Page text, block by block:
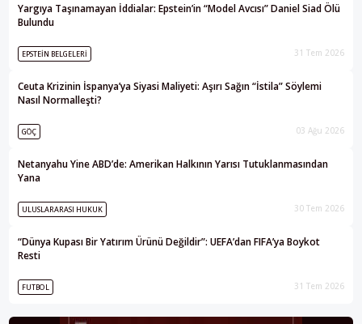
Yargıya Taşınamayan İddialar: Epstein’in “Model Avcısı” Daniel Siad Ölü
Bulundu
EPSTEIN BELGELERI 31 Tem 2026
Ceuta Krizinin İspanya’ya Siyasi Maliyeti: Aşırı Sağın “İstila” Söylemi
Nasıl Normalleşti?
GÖÇ 03 Ağu 2026
Netanyahu Yine ABD’de: Amerikan Halkının Yarısı Tutuklanmasından
Yana
ULUSLARARASI HUKUK 30 Tem 2026
“Dünya Kupası Bir Yatırım Ürünü Değildir”: UEFA’dan FIFA’ya Boykot
Resti
FUTBOL 31 Tem 2026